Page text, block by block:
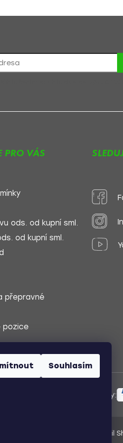
Souhlasím
PRO VÁS
ods. od kupní sml.
od kupní sml.
přepravné
pozice
Způsoby dopravy:
Vytvořil